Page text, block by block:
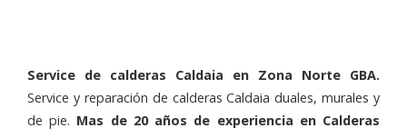
Service de calderas Caldaia en Zona Norte GBA.
Service y reparación de calderas Caldaia duales, murales y
de pie. Mas de 20 años de experiencia en Calderas